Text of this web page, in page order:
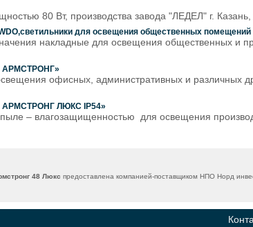
80 Вт, производства завода "ЛЕДЕЛ" г.
для освещения общественных помещений
накладные для освещения общественных и
офисных, административных и различных
ЛЮКС IP54»
– влагозащищенностью для освещения
48 Люкс предоставлена компанией-поставщиком НПО Норд